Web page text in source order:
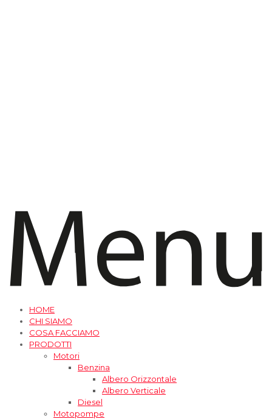
HOME
CHI SIAMO
COSA FACCIAMO
PRODOTTI
Motori
Benzina
Albero Orizzontale
Albero Verticale
Diesel
Motopompe